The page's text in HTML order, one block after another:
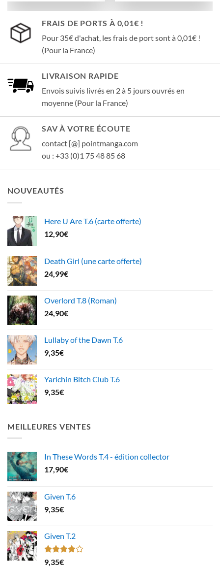
FRAIS DE PORTS À 0,01€ !
Pour 35€ d'achat, les frais de port sont à 0,01€ !
(Pour la France)
LIVRAISON RAPIDE
Envois suivis livrés en 2 à 5 jours ouvrés en
moyenne (Pour la France)
SAV À VOTRE ÉCOUTE
contact [@] pointmanga.com
ou : +33 (0)1 75 48 85 68
NOUVEAUTÉS
Here U Are T.6 (carte offerte)
12,90€
Death Girl (une carte offerte)
24,99€
Overlord T.8 (Roman)
24,90€
Lullaby of the Dawn T.6
9,35€
Yarichin Bitch Club T.6
9,35€
MEILLEURES VENTES
In These Words T.4 - édition collector
17,90€
Given T.6
9,35€
Given T.2
Note
9,35€